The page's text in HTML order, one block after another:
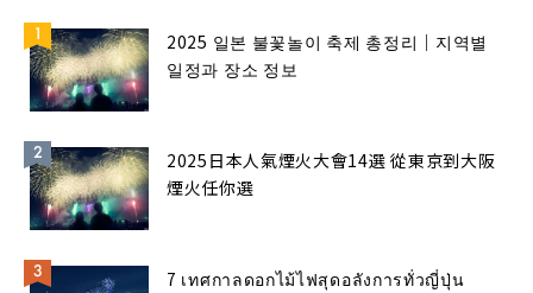
2025 일본 불꽃놀이 축제 총정리｜지역별
일정과 장소 정보
2025日本人氣煙火大會14選 從東京到大阪
煙火任你選
7 เทศกาลดอกไม้ไฟสุดอลังการทั่วญี่ปุ่น